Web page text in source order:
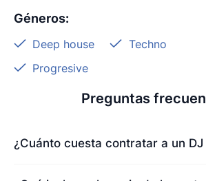
Géneros:
Deep house Techno
Progresive
Preguntas
¿Cuánto cuesta contratar a un DJ